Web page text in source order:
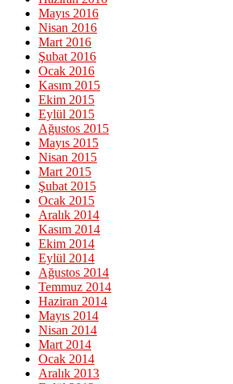
Mayıs 2016
Nisan 2016
Mart 2016
Şubat 2016
Ocak 2016
Kasım 2015
Ekim 2015
Eylül 2015
Ağustos 2015
Mayıs 2015
Nisan 2015
Mart 2015
Şubat 2015
Ocak 2015
Aralık 2014
Kasım 2014
Ekim 2014
Eylül 2014
Ağustos 2014
Temmuz 2014
Haziran 2014
Mayıs 2014
Nisan 2014
Mart 2014
Ocak 2014
Aralık 2013